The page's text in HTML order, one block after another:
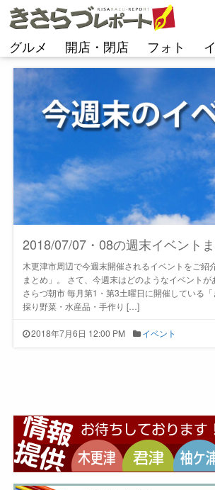
コ
ン
ン
グルメ 開店・閉店 フォト
2018/07/07・08の週末イベント
木更津市周辺で今週末開催されるイベントをご紹
まとめ」。 さて、今週末はどのようなイベントが
さらづ朝市 毎月第1・第3土曜日に開催している
採り野菜・水産品・手作り […]
2018年7月6日 12:00 PM イベント